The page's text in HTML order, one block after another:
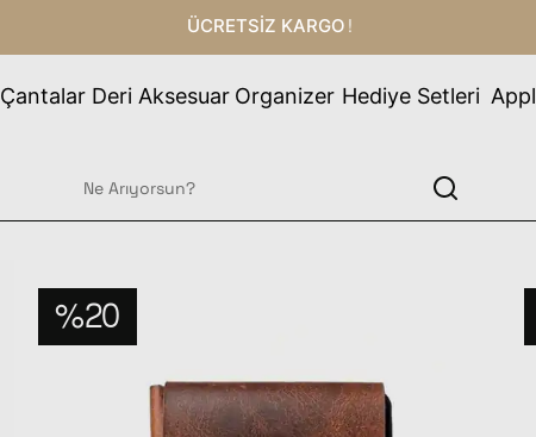
ÜCRETSİZ KARGO!
ÇantalarDeri AksesuarOrganizer Hediye Setleri
%20